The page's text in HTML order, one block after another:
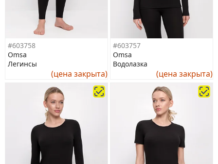
#603758
Omsa
Легинсы
(цена закрыта)
#603757
Omsa
Водолазка
(цена закрыта)